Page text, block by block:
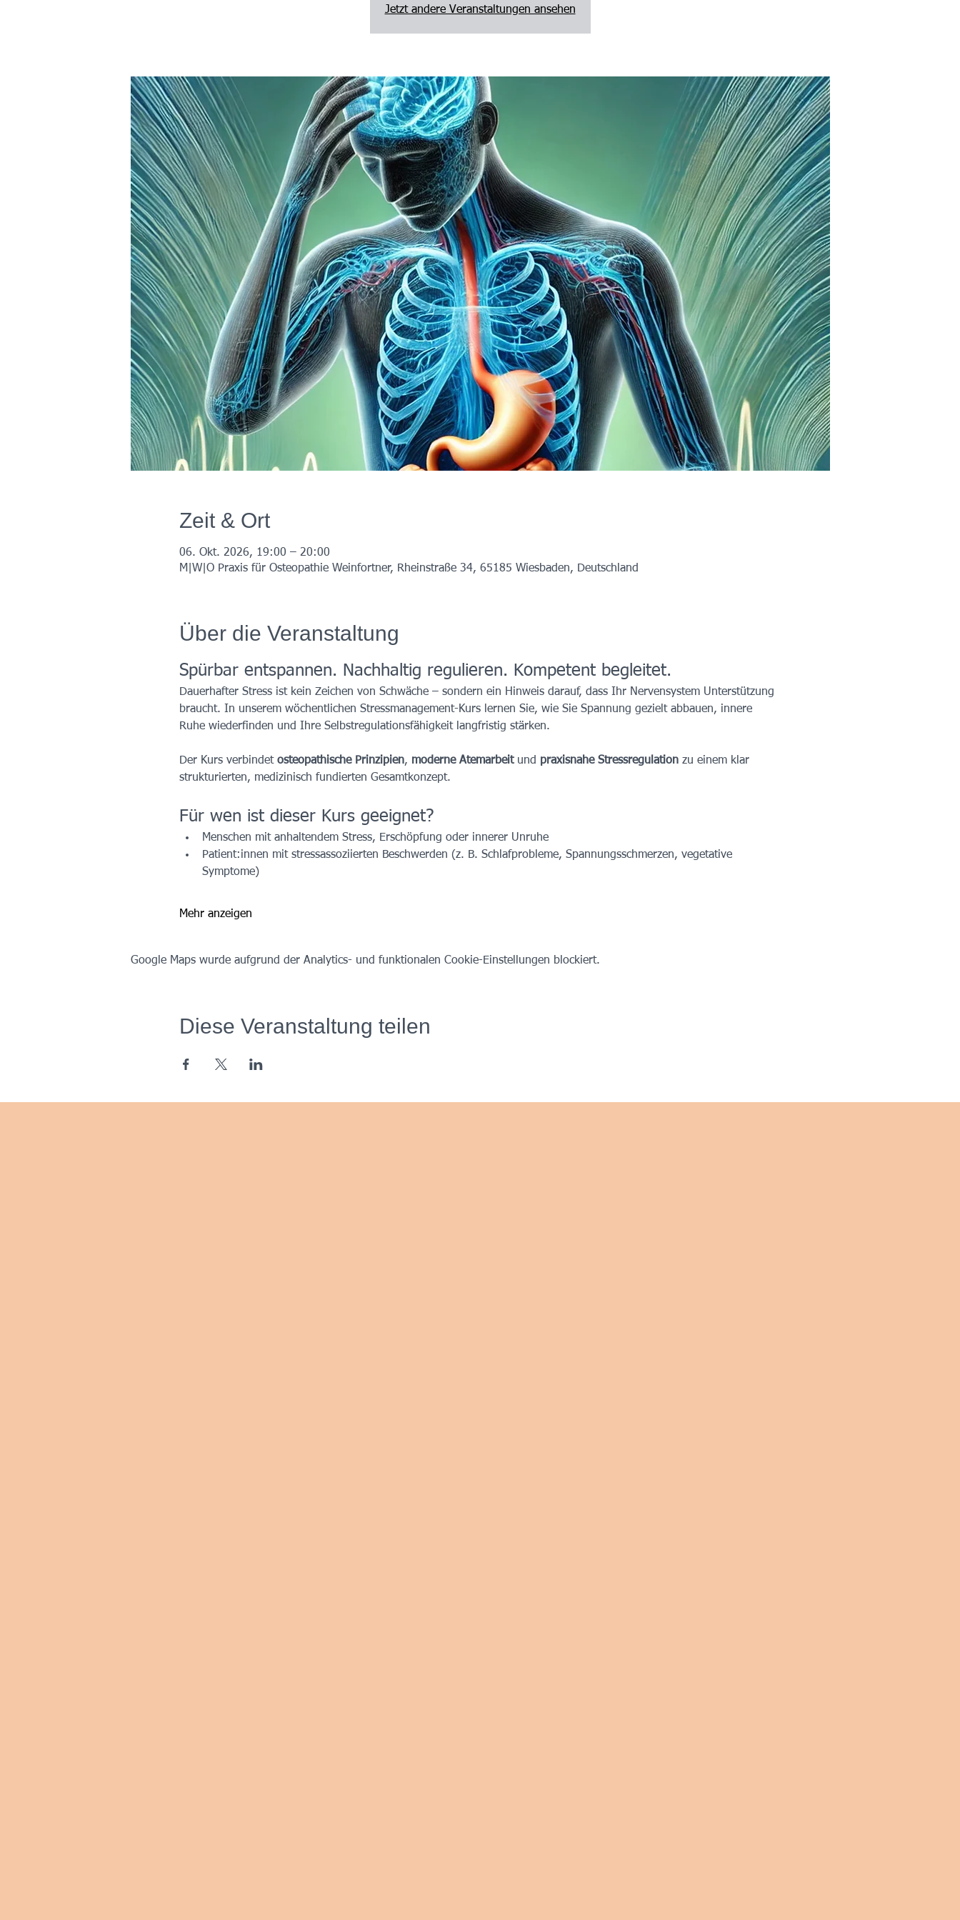
Jetzt andere Veranstaltungen ansehen
Zeit & Ort
06. Okt. 2026, 19:00 – 20:00
M|W|O Praxis für Osteopathie Weinfortner, Rheinstraße 34, 65185 Wiesbaden, Deutschland
Über die Veranstaltung
Spürbar entspannen. Nachhaltig regulieren. Kompetent begleitet.
Dauerhafter Stress ist kein Zeichen von Schwäche – sondern ein Hinweis darauf, dass Ihr Nervensystem Unterstützung
braucht. In unserem wöchentlichen Stressmanagement-Kurs lernen Sie, wie Sie Spannung gezielt abbauen, innere
Ruhe wiederfinden und Ihre Selbstregulationsfähigkeit langfristig stärken.
Der Kurs verbindet osteopathische Prinzipien, moderne Atemarbeit und praxisnahe Stressregulation zu einem klar
strukturierten, medizinisch fundierten Gesamtkonzept.
Für wen ist dieser Kurs geeignet?
Menschen mit anhaltendem Stress, Erschöpfung oder innerer Unruhe
Patient:innen mit stressassoziierten Beschwerden (z. B. Schlafprobleme, Spannungsschmerzen, vegetative
Symptome)
Mehr anzeigen
Google Maps wurde aufgrund der Analytics- und funktionalen Cookie-Einstellungen blockiert.
Diese Veranstaltung teilen